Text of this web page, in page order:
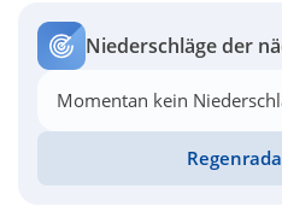
Niederschläge der
Momentan kein